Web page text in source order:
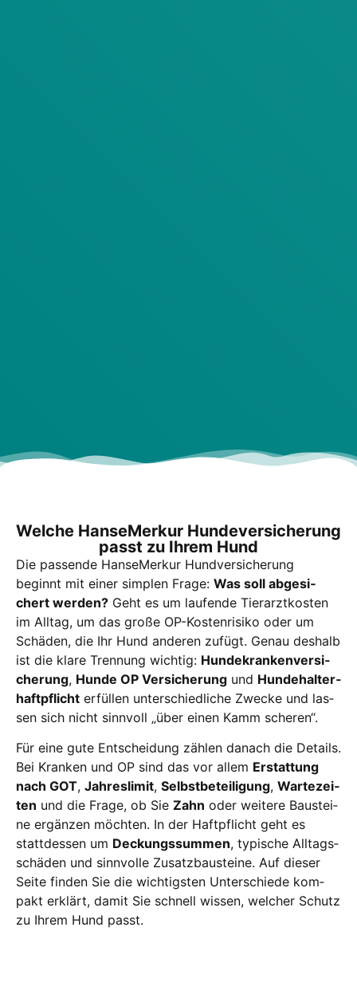
Wel­che Han­se­Mer­kur Hun­de­ver­si­che­rung
passt zu Ihrem Hund
Die pas­sen­de Han­se­Mer­kur Hundver­si­che­rung
beginnt mit einer simp­len Fra­ge: Was soll abge­si­
chert wer­den? Geht es um lau­fen­de Tier­arzt­kos­ten
im All­tag, um das gro­ße OP-Kos­ten­ri­si­ko oder um
Schä­den, die Ihr Hund ande­ren zufügt. Genau des­halb
ist die kla­re Tren­nung wich­tig: Hun­de­kran­ken­ver­si­
che­rung, Hun­de OP Ver­si­che­rung und Hun­de­hal­ter­
haft­pflicht erfül­len unter­schied­li­che Zwe­cke und las­
sen sich nicht sinn­voll „über einen Kamm sche­ren“.
Für eine gute Ent­schei­dung zäh­len danach die Details.
Bei Kran­ken und OP sind das vor allem Erstat­tung
nach GOT, Jah­res­li­mit, Selbst­be­tei­li­gung, War­te­zei­
ten und die Fra­ge, ob Sie Zahn oder wei­te­re Bau­stei­
ne ergän­zen möch­ten. In der Haft­pflicht geht es
statt­des­sen um Deckungs­sum­men, typi­sche All­tags­
schä­den und sinn­vol­le Zusatz­bau­stei­ne. Auf die­ser
Sei­te fin­den Sie die wich­tigs­ten Unter­schie­de kom­
pakt erklärt, damit Sie schnell wis­sen, wel­cher Schutz
zu Ihrem Hund passt.